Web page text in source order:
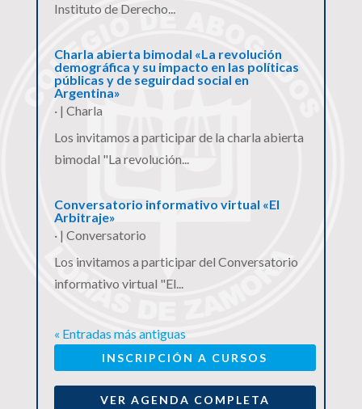
Instituto de Derecho...
Charla abierta bimodal «La revolución
demográfica y su impacto en las políticas
públicas y de seguirdad social en
Argentina»
·| Charla
Los invitamos a participar de la charla abierta
bimodal "La revolución...
Conversatorio informativo virtual «El
Arbitraje»
·| Conversatorio
Los invitamos a participar del Conversatorio
informativo virtual "El...
« Entradas más antiguas
INSCRIPCIÓN A CURSOS
VER AGENDA COMPLETA